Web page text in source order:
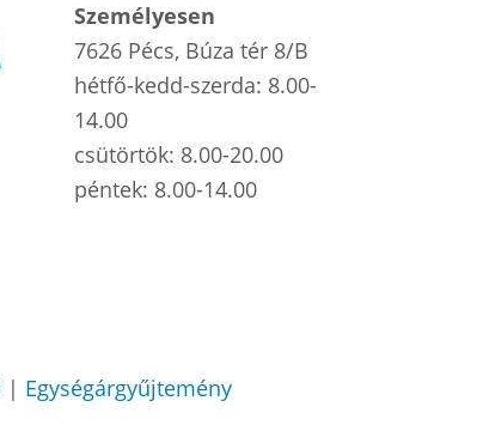
Személyesen
7626 Pécs, Búza tér 8/B
hétfő-kedd-szerda: 8.00-
14.00
csütörtök: 8.00-20.00
péntek: 8.00-14.00
| Egységárgyűjtemény